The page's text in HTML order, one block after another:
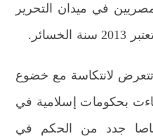
في ميدان التحرير
لانتكاسة مع خضوع
بحكومات إسلامية في
جدد من الحكم في